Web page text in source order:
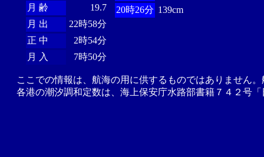
月 齢
19.7
月 出
22時58分
正 中
2時54分
月 入
7時50分
20時26分 139cm
ここでの情報は、航海の用に供するものではありません
各港の潮汐調和定数は、海上保安庁水路部書籍７４２号